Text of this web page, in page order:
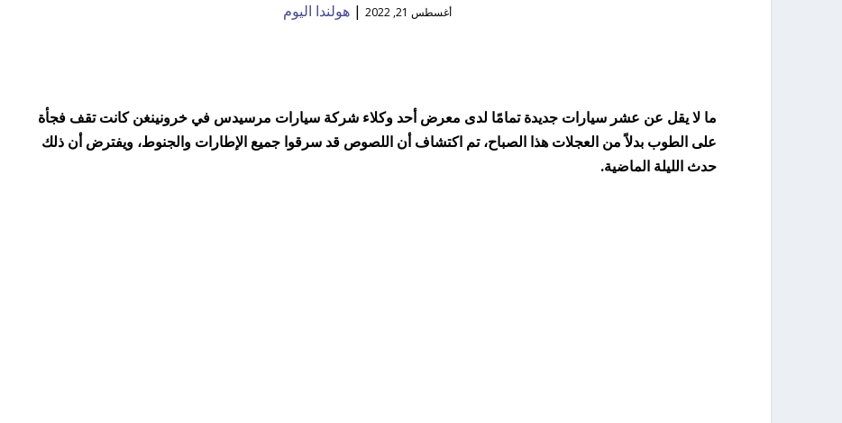
أغسطس 21, 2022 |هولندا اليوم
ما لا يقل عن عشر سيارات جديدة تمامًا لدى معرض أحد وكلاء شركة سيارات مرسيدس في خرونينغن كانت تقف فجأة
على الطوب بدلاً من العجلات هذا الصباح، تم اكتشاف أن اللصوص قد سرقوا جميع الإطارات والجنوط، ويفترض أن ذلك
حدث الليلة الماضية.